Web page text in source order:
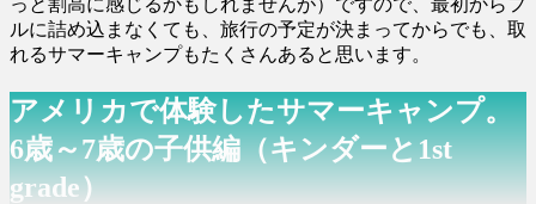
っと割高に感じるかもしれませんが）ですので、最初からフ
ルに詰め込まなくても、旅行の予定が決まってからでも、取
れるサマーキャンプもたくさんあると思います。
アメリカで体験したサマーキャンプ。
6歳～7歳の子供編（キンダーと1st
grade）